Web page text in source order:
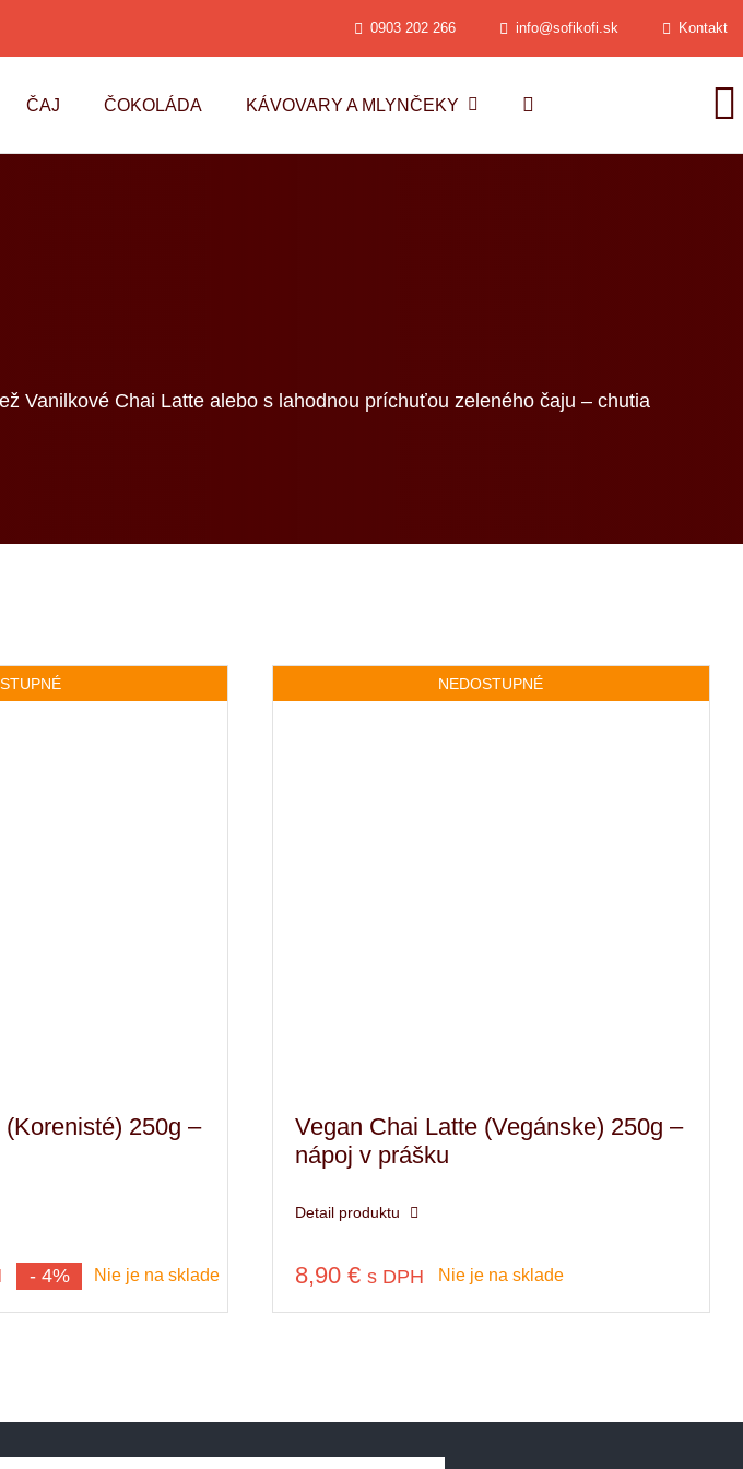
0903 202 266 info@sofikofi.sk Kontakt
ČAJ ČOKOLÁDA KÁVOVARY A MLYNČEKY
Vanilkové Chai Latte alebo s lahodnou príchuťou zeleného čaju – chutia
250g –
- 4% Nie je na sklade
NEDOSTUPNÉ
Vegan Chai Latte (Vegánske) 250g –
nápoj v prášku
Detail produktu
8,90 € s DPH Nie je na sklade